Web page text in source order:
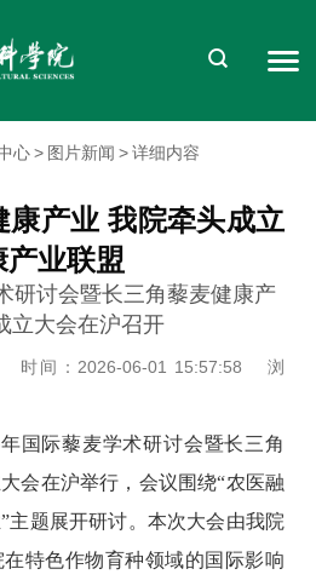
心 > 图片新闻 > 详细内容
康产业 我院牵头成立
业联盟
研讨会暨长三角藜麦健康产
立大会在沪召开
时间：2026-06-01 15:57:58
浏
年国际藜麦学术研讨会暨长三角
会在沪举行，会议围绕“农医融
主题展开研讨。本次大会由我院
特色作物育种领域的国际影响